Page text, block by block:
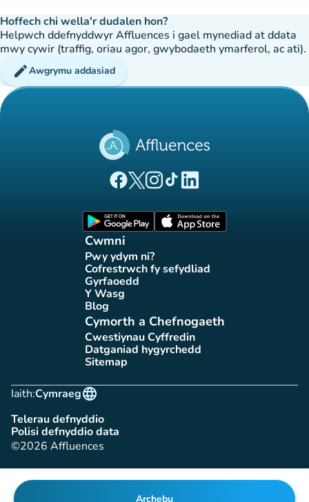
Hoffech chi wella'r dudalen hon?
Helpwch ddefnyddwyr Affluences i gael mynediad at ddata
mwy cywir (traffig, oriau agor, gwybodaeth ymarferol, ac ati).
editAwgrymu addasiad
Archebu
(tab newydd)
(tab newydd)
(tab newydd)
(tab newydd)
(tab newydd)
Cwmni
Pwy ydym ni?
(tab newydd)
Cofrestrwch fy sefydliad
(tab newydd)
Gyrfaoedd(tab newydd)
Y Wasg(tab newydd)
Blog(tab newydd)
Cymorth a Chefnogaeth
Cwestiynau Cyffredin
(tab newydd)
Datganiad hygyrchedd
(tab newydd)
Sitemap(tab newydd)
Iaith:
language
Cymraeg
Telerau defnyddio
(tab newydd)
Polisi defnyddio data
(tab newydd)
©2026 Affluences